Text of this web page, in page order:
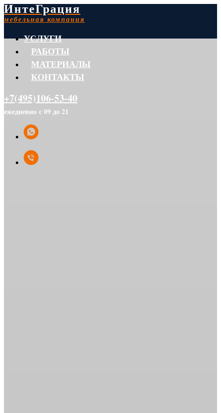
ИнтеГрация
мебельная компания
УСЛУГИ
РАБОТЫ
МАТЕРИАЛЫ
КОНТАКТЫ
+7(495)106-53-40
ежедневно с 09 до 21